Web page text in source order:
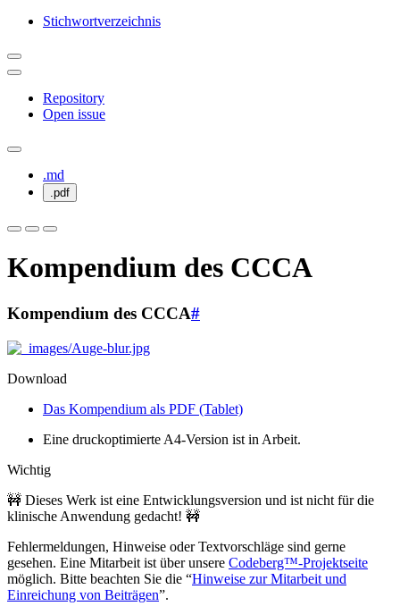
Stichwortverzeichnis
Repository
Open issue
.md
.pdf
Kompendium des CCCA
Kompendium des CCCA#
Download
Das Kompendium als PDF (Tablet)
Eine druckoptimierte A4-Version ist in Arbeit.
Wichtig
🚧 Dieses Werk ist eine Entwicklungsversion und ist nicht für die
klinische Anwendung gedacht! 🚧
Fehlermeldungen, Hinweise oder Textvorschläge sind gerne
gesehen. Eine Mitarbeit ist über unsere Codeberg™-Projektseite
möglich. Bitte beachten Sie die “Hinweise zur Mitarbeit und
Einreichung von Beiträgen”.